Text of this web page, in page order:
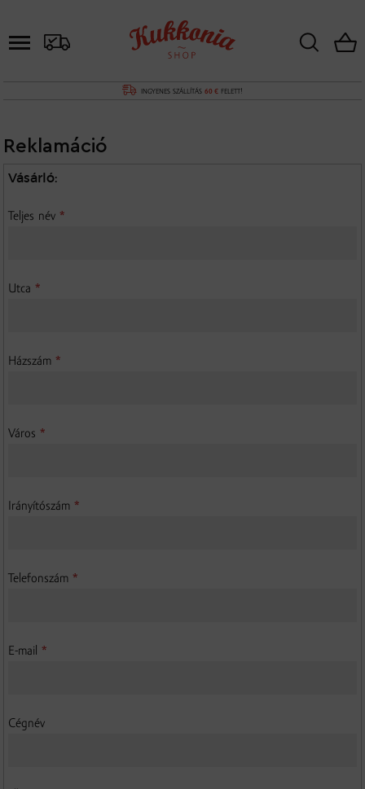
INGYENES SZÁLLÍTÁS 60 € FELETT!
Reklamáció
Vásárló:
Teljes név *
Utca *
Házszám *
Város *
Irányítószám *
Telefonszám *
E-mail *
Cégnév